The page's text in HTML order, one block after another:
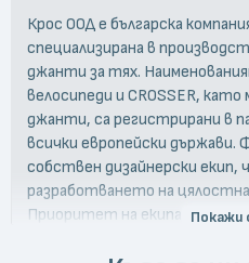
Крос ООД е българска
специализирана в
джанти за тях.
велосипеди и CROSSER, като
джанти, са регистрирани в
всички европейски държави.
собствен дизайнерски
разработването на
Приоритет на екипа е